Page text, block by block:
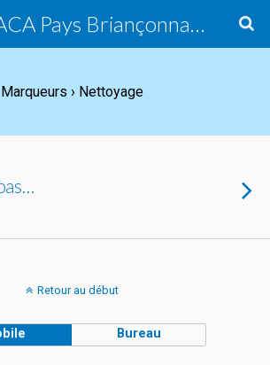
LPO PACA Pays Briançonnais, groupe local
Marqueurs › Nettoyage
Retour au début
Bureau